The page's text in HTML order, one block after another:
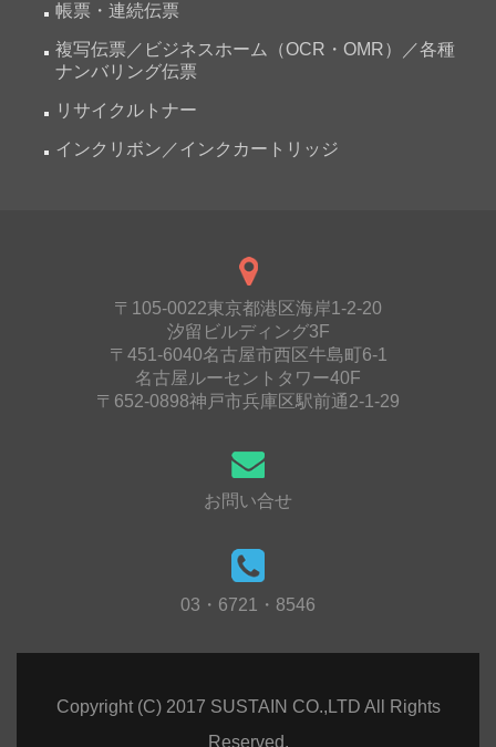
帳票・連続伝票
複写伝票／ビジネスホーム（OCR・OMR）／各種
ナンバリング伝票
リサイクルトナー
インクリボン／インクカートリッジ
〒105-0022東京都港区海岸1-2-20
汐留ビルディング3F
〒451-6040名古屋市西区牛島町6-1
名古屋ルーセントタワー40F
〒652-0898神戸市兵庫区駅前通2-1-29
お問い合せ
03・6721・8546
Copyright (C) 2017 SUSTAIN CO.,LTD All Rights
Reserved.